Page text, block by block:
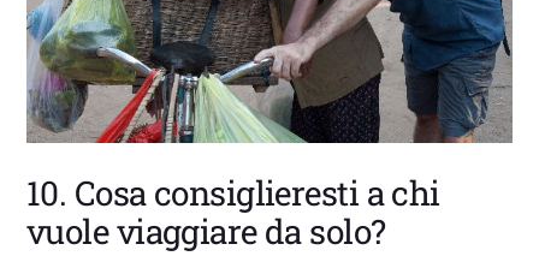
10. Cosa consiglieresti a chi
vuole viaggiare da solo?